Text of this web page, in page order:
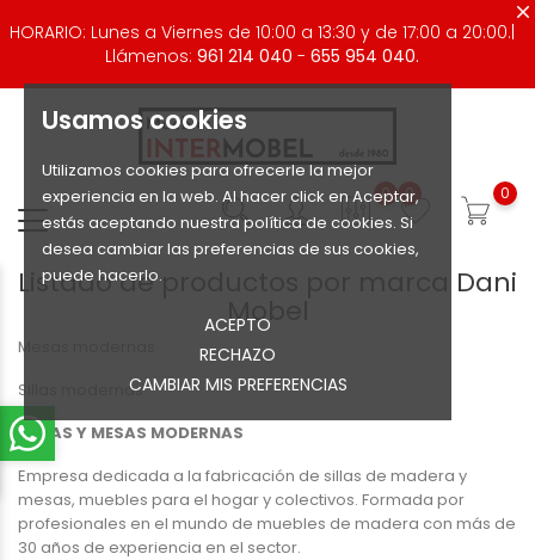
Usamos cookies
Utilizamos cookies para ofrecerle la mejor
experiencia en la web. Al hacer click en Aceptar,
estás aceptando nuestra política de cookies. Si
desea cambiar las preferencias de sus cookies,
puede hacerlo.
ACEPTO
RECHAZO
CAMBIAR MIS PREFERENCIAS
HORARIO: Lunes a Viernes de 10:00 a 13:30 y de 17:00 a 20:00.|
Llámenos: 961 214 040 - 655 954 040.
0 0 0
Listado de productos por marca Dani
Mobel
Mesas modernas
Sillas modernas
SILLAS Y MESAS MODERNAS
Empresa dedicada a la fabricación de sillas de madera y
mesas, muebles para el hogar y colectivos. Formada por
profesionales en el mundo de muebles de madera con más de
30 años de experiencia en el sector.